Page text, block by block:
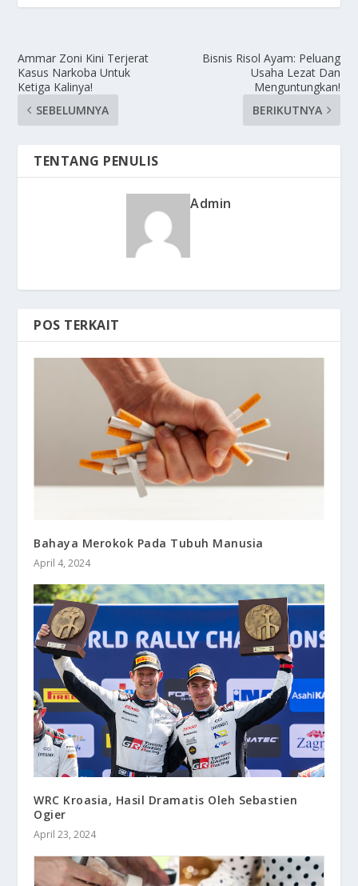
Ammar Zoni Kini Terjerat
Kasus Narkoba Untuk
Ketiga Kalinya!
SEBELUMNYA
Bisnis Risol Ayam: Peluang
Usaha Lezat Dan
Menguntungkan!
BERIKUTNYA
TENTANG PENULIS
Admin
POS TERKAIT
Bahaya Merokok Pada Tubuh Manusia
April 4, 2024
WRC Kroasia, Hasil Dramatis Oleh Sebastien
Ogier
April 23, 2024